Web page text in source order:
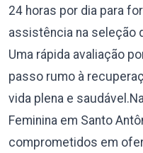
24 horas por dia para
assistência na seleção
Uma rápida avaliação
passo rumo à
vida plena e
Feminina em Santo
comprometidos em